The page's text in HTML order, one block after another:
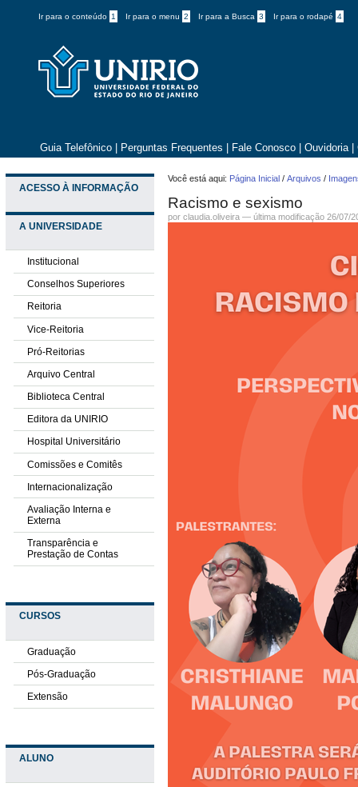
Ir para o conteúdo 1 Ir para o menu 2 Ir para a Busca 3 Ir para o rodapé 4
Guia Telefônico Perguntas Frequentes Fale Conosco Ouvidoria
ACESSO À INFORMAÇÃO
A UNIVERSIDADE
Institucional
Conselhos Superiores
Reitoria
Vice-Reitoria
Pró-Reitorias
Arquivo Central
Biblioteca Central
Editora da UNIRIO
Hospital Universitário
Comissões e Comitês
Internacionalização
Avaliação Interna e
Externa
Transparência e
Prestação de Contas
CURSOS
Graduação
Pós-Graduação
Extensão
ALUNO
Você está aqui: Página Inicial /Arquivos /
Racismo e sexismo
por claudia.oliveira —última modificação 26/07/